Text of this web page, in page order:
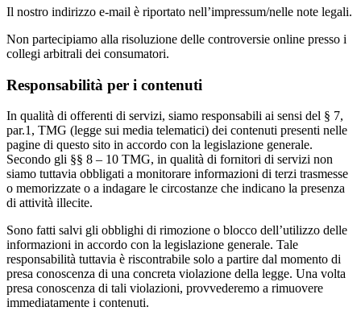
Il nostro indirizzo e-mail è riportato nell’impressum/nelle note legali.
Non partecipiamo alla risoluzione delle controversie online presso i
collegi arbitrali dei consumatori.
Responsabilità per i contenuti
In qualità di offerenti di servizi, siamo responsabili ai sensi del § 7,
par.1, TMG (legge sui media telematici) dei contenuti presenti nelle
pagine di questo sito in accordo con la legislazione generale.
Secondo gli §§ 8 – 10 TMG, in qualità di fornitori di servizi non
siamo tuttavia obbligati a monitorare informazioni di terzi trasmesse
o memorizzate o a indagare le circostanze che indicano la presenza
di attività illecite.
Sono fatti salvi gli obblighi di rimozione o blocco dell’utilizzo delle
informazioni in accordo con la legislazione generale. Tale
responsabilità tuttavia è riscontrabile solo a partire dal momento di
presa conoscenza di una concreta violazione della legge. Una volta
presa conoscenza di tali violazioni, provvederemo a rimuovere
immediatamente i contenuti.